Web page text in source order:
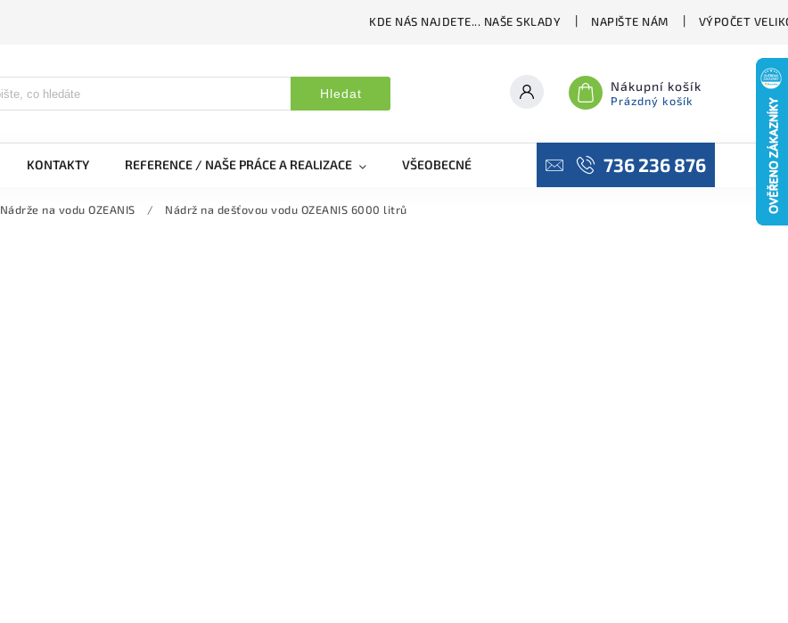
KDE NÁS NAJDETE... NAŠE SKLADY NAPIŠTE NÁM VÝPOČET
Hledat Nákupní košík
Prázdný košík
KONTAKTY REFERENCE / NAŠE PRÁCE A REALIZACE VŠEOBECNÉ OBCHODNÍ PODMÍNKY PODMÍNKY OCHRANY
736 236 876
Nádrže na vodu OZEANIS / Nádrž na dešťovou vodu OZEANIS 6000 litrů